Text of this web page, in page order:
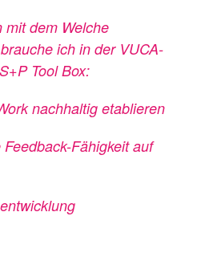
mit dem Welche
ich in der VUCA-
Tool Box:
nachhaltig etablieren
Fähigkeit auf